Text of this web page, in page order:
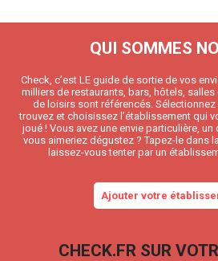
QUI SOMMES
Check, c’est LE guide de sortie de vos
milliers de restaurants, bars, hôtels,
de loisirs sont référencés.
trouvez et choisissez l’établissement qui
joué ! Vous avez une envie particulière,
vous aimeriez dégustez ? Tapez-le dans
laissez-vous tenter par un
Ajouter votre
CHECK.FR SUR